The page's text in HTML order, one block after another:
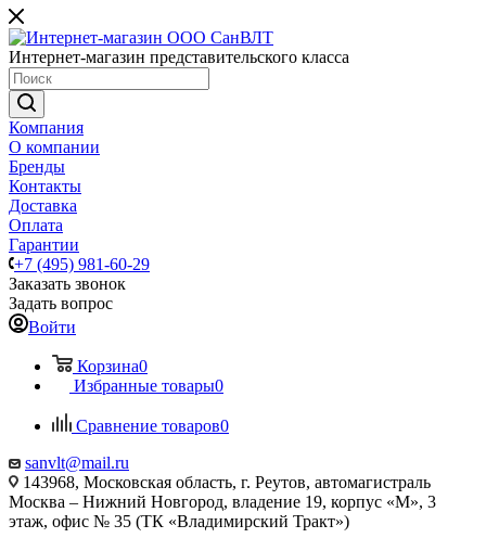
Интернет-магазин представительского класса
Компания
О компании
Бренды
Контакты
Доставка
Оплата
Гарантии
+7 (495) 981-60-29
Заказать звонок
Задать вопрос
Войти
Корзина0
Избранные товары0
Сравнение товаров0
sanvlt@mail.ru
143968, Московская область, г. Реутов, автомагистраль
Москва – Нижний Новгород, владение 19, корпус «М», 3
этаж, офис № 35 (ТК «Владимирский Тракт»)